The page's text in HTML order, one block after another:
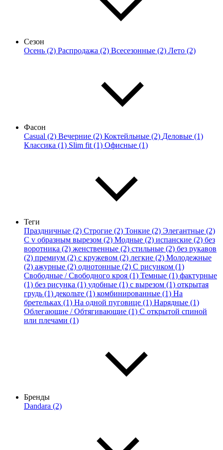
Сезон
Осень (2) Распродажа (2) Всесезонные (2) Лето (2)
Фасон
Casual (2) Вечерние (2) Коктейльные (2) Деловые (1)
Классика (1) Slim fit (1) Офисные (1)
Теги
Праздничные (2) Строгие (2) Тонкие (2) Элегантные (2)
С v образным вырезом (2) Модные (2) испанские (2) без
воротника (2) женственные (2) стильные (2) без рукавов
(2) премиум (2) с кружевом (2) легкие (2) Молодежные
(2) ажурные (2) однотонные (2) С рисунком (1)
Свободные / Свободного кроя (1) Темные (1) фактурные
(1) без рисунка (1) удобные (1) с вырезом (1) открытая
грудь (1) декольте (1) комбинированные (1) На
бретельках (1) На одной пуговице (1) Нарядные (1)
Облегающие / Обтягивающие (1) С открытой спиной
или плечами (1)
Бренды
Dandara (2)